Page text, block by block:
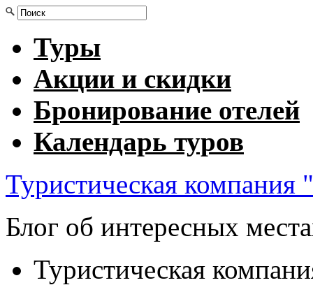
Туры
Акции и скидки
Бронирование отелей
Календарь туров
Туристическая компания
Блог об интересных
Туристическая